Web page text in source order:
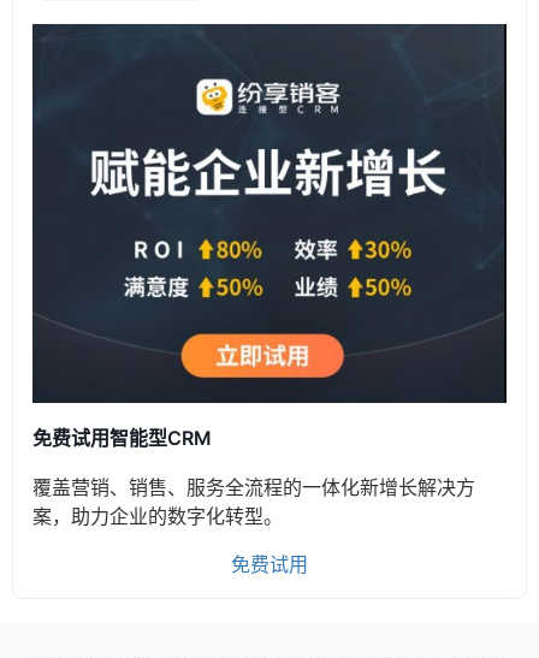
免费试用智能型CRM
覆盖营销、销售、服务全流程的一体化新增长解决方
案，助力企业的数字化转型。
免费试用